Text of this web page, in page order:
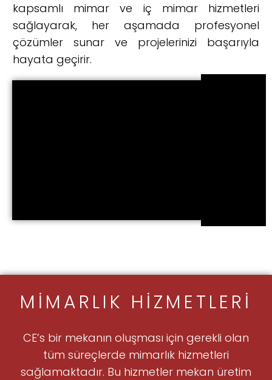
kapsamlı mimar ve iç mimar hizmetleri
sağlayarak, her aşamada profesyonel
çözümler sunar ve projelerinizi başarıyla
hayata geçirir.
MIMARLIK HIZMETLERI
CE’s bir mekanın oluşması için gerekli olan
tüm süreçlerde mimarlık hizmetleri
sağlamaktadır. Bu hizmetler mekan üretim